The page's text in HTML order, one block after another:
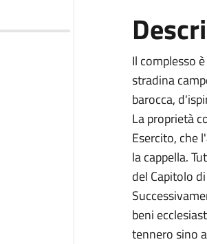
Il complesso
stradina
barocca,
La proprietà
Esercito, che
la cappella.
del Capitolo
beni
tennero sino